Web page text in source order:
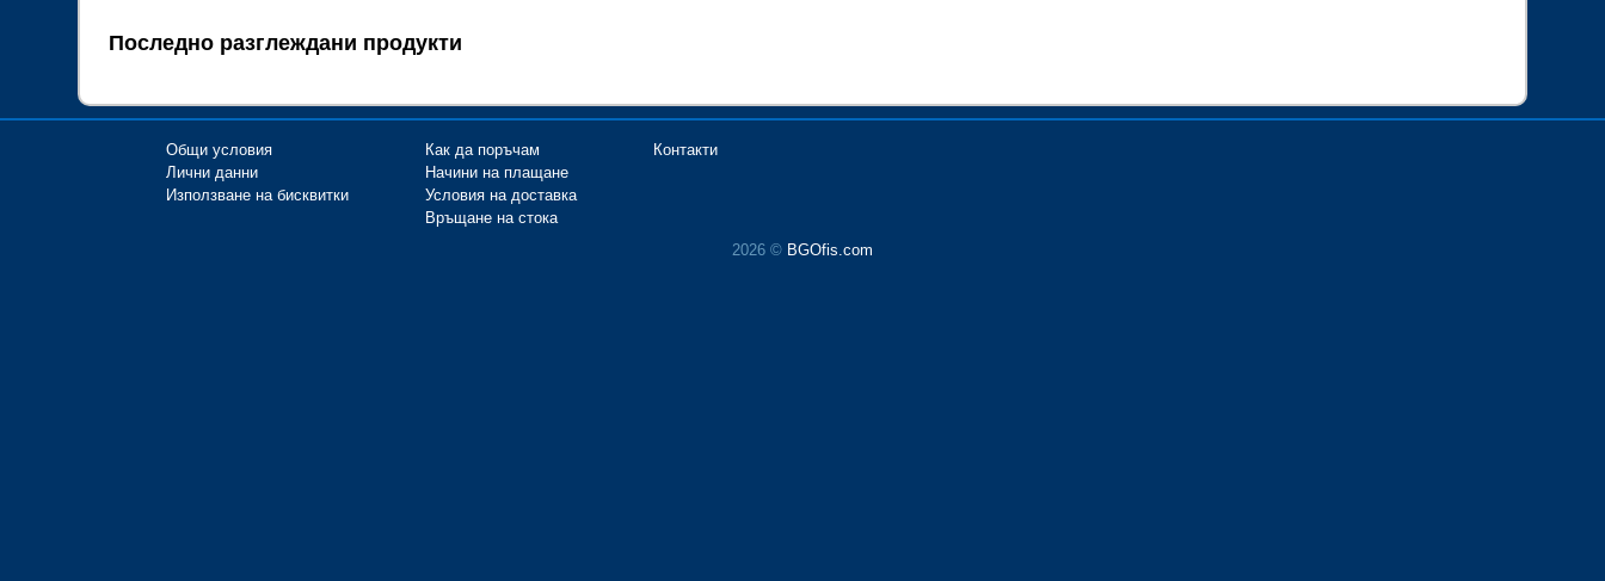
Последно разглеждани продукти
Общи условия
Лични данни
Използване на бисквитки
Как да поръчам
Начини на плащане
Условия на доставка
Връщане на стока
Контакти
2026 © BGOfis.com